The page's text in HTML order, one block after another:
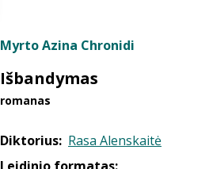
Myrto Azina Chronidi
Išbandymas
romanas
Diktorius: Rasa Alenskaitė